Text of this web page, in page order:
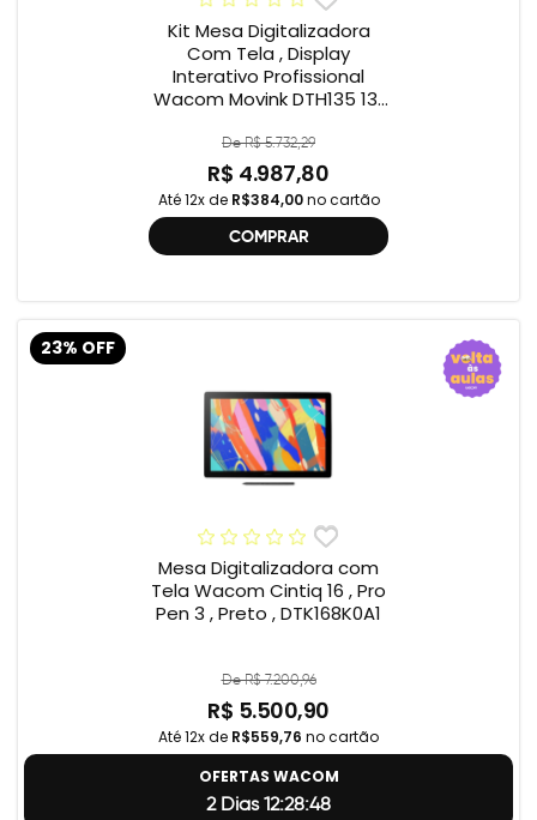
Kit Mesa Digitalizadora
Com Tela , Display
Interativo Profissional
Wacom Movink DTH135 13”
One , 2ª geração
De R$ 5.732,29
R$ 4.987,80
Até 12x de R$384,00no cartão
COMPRAR
23% OFF
Mesa Digitalizadora com
Tela Wacom Cintiq 16 , Pro
Pen 3 , Preto , DTK168K0A1
De R$ 7.200,96
R$ 5.500,90
Até 12x de R$559,76 no cartão
OFERTAS WACOM
2 Dias 12:28:47